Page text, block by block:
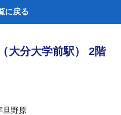
に戻る
大分大学前駅） 2階
旦野原